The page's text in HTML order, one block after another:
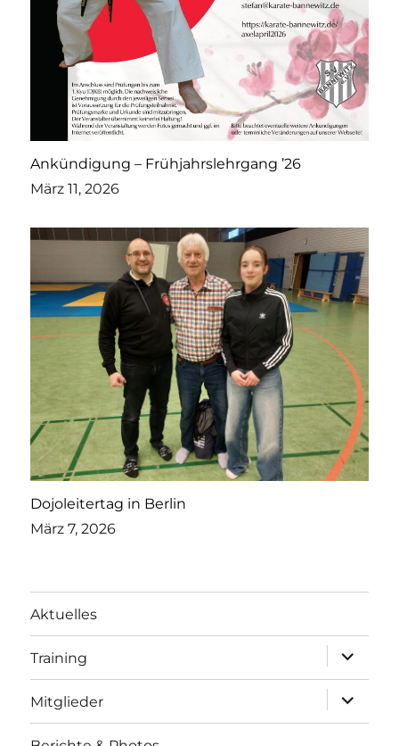
Ankündigung – Frühjahrslehrgang ’26
März 11, 2026
Dojoleitertag in Berlin
März 7, 2026
Aktuelles
Training
öffnen
Mitglieder
öffnen